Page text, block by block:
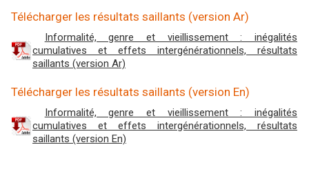
Télécharger les résultats saillants (version Ar)
Informalité, genre et vieillissement : inégalités
cumulatives et effets intergénérationnels, résultats
saillants (version Ar)
Télécharger les résultats saillants (version En)
Informalité, genre et vieillissement : inégalités
cumulatives et effets intergénérationnels, résultats
saillants (version En)